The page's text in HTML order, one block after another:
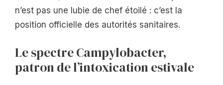
n’est pas une lubie de chef étoilé : c’est la
position officielle des autorités sanitaires.
Le spectre Campylobacter,
patron de l’intoxication estivale